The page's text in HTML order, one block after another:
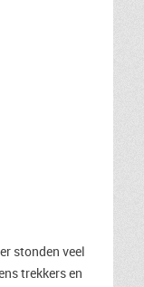
stonden veel
trekkers en